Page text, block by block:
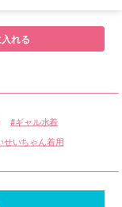
れる
ギャル水着
せいちゃん着用